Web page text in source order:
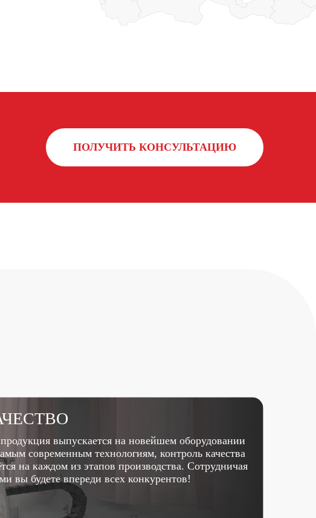
ПОЛУЧИТЬ КОНСУЛЬТАЦИЮ
выпускается на новейшем оборудовании
современным технологиям, контроль качества
на каждом из этапов производства. Сотрудничая
вы будете впереди всех конкурентов!